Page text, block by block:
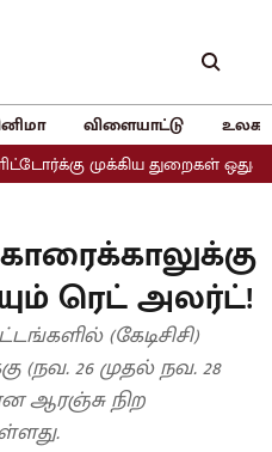
விளையாட்டு
துறைகள் ஒதுக்கீடு
ரெட் அலர்ட்!
(கேடிசிசி)
(நவ. 26 முதல் நவ. 28
ஆரஞ்சு நிற